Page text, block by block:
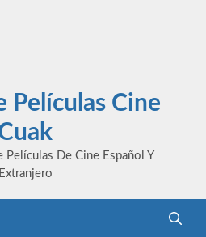
Películas Cine
Películas De Cine Español Y
Extranjero